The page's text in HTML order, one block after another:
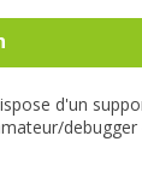
d'un